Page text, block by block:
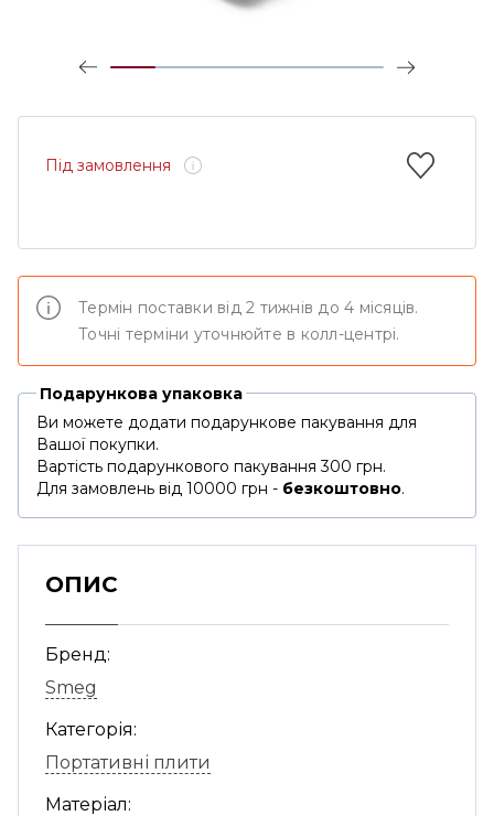
Під замовлення
Термін поставки від 2 тижнів до 4 місяців.
Точні терміни уточнюйте в колл-центрі.
Подарункова упаковка
Ви можете додати подарункове пакування для
Вашої покупки.
Вартість подарункового пакування 300 грн.
Для замовлень від 10000 грн - безкоштовно.
ОПИС
Бренд:
Smeg
Категорія:
Портативні плити
Матеріал: